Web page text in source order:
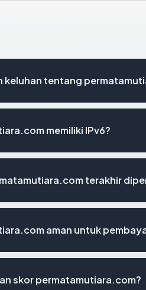
keluhan tentang
memiliki IPv6?
terakhir
aman untuk
skor permatamutiara.com?